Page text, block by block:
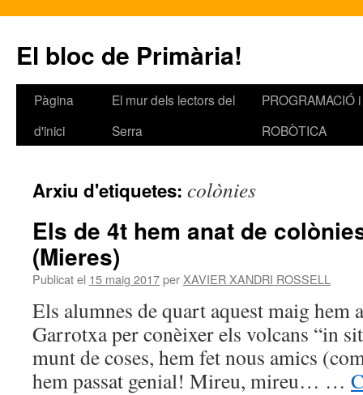
El bloc de Primària!
Vés
Pàgina
d'inici
El mur dels lectors del
Serra
PROGRAMACIÓ i
ROBÒTICA
Arxiu d'etiquetes: colònies
Els de 4t hem anat de
(Mieres)
Publicat el 15 maig 2017per XAVIER XANDRI ROSSELL
Els alumnes de quart aquest maig hem
Garrotxa per conèixer els volcans “in
munt de coses, hem fet nous amics
hem passat genial! Mireu, mireu… …